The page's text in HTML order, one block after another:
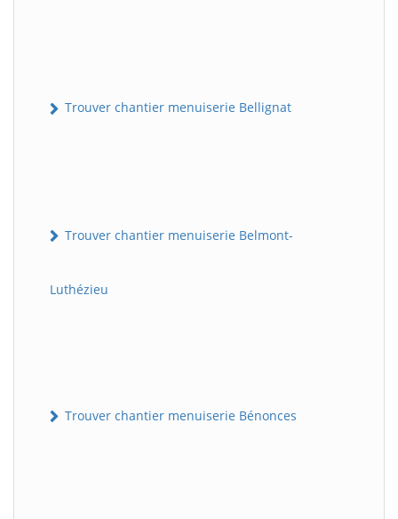
Trouver chantier menuiserie Bellignat
Trouver chantier menuiserie Belmont-
Luthézieu
Trouver chantier menuiserie Bénonces